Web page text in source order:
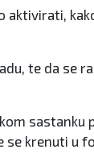
te da se
sastanku
krenuti u